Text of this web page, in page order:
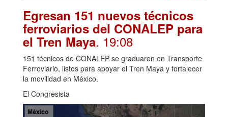
Egresan 151 nuevos técnicos
ferroviarios del CONALEP para
el Tren Maya. 19:08
151 técnicos de CONALEP se graduaron en Transporte
Ferroviario, listos para apoyar el Tren Maya y fortalecer
la movilidad en México.
El Congresista